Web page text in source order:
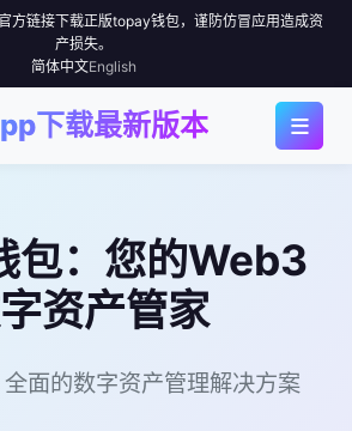
链接下载正版topay钱包，谨防仿冒应用造成资
产损失。
简体中文English
下载最新版本 ≡
◆ 首页
◆ 为何选择
包：您的Web3
资产管家
面的数字资产管理解决方案